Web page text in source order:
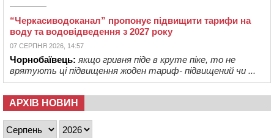
“Черкасиводоканал” пропонує підвищити тарифи на
воду та водовідведення з 2027 року
07 СЕРПНЯ 2026, 14:57
Чорнобаївець: якщо гривня піде в круте піке, то не
врятують ці підвищення жоден тариф- підвищений чи ...
АРХІВ НОВИН